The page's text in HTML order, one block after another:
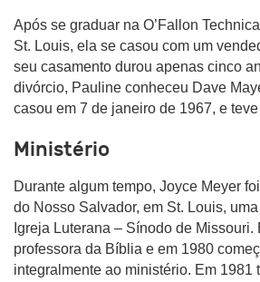
Após se graduar na O’Fallon
St. Louis, ela se casou com um
seu casamento durou apenas cinco
divórcio, Pauline conheceu Dave
casou em 7 de janeiro de 1967, e
Ministério
Durante algum tempo, Joyce Meyer
do Nosso Salvador, em St. Louis,
Igreja Luterana – Sínodo de Missouri.
professora da Bíblia e em 1980
integralmente ao ministério. Em 1981